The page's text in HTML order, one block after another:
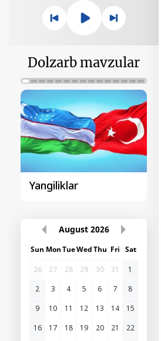
Dolzarb mavzular
Yangiliklar
August 2026
Sun MonTueWedThu Fri Sat
26
27 28 29 30 31
1
2
3 4 5 6 7
8
9
10 11 12 13 14
15
16
17 18 19 20 21
22